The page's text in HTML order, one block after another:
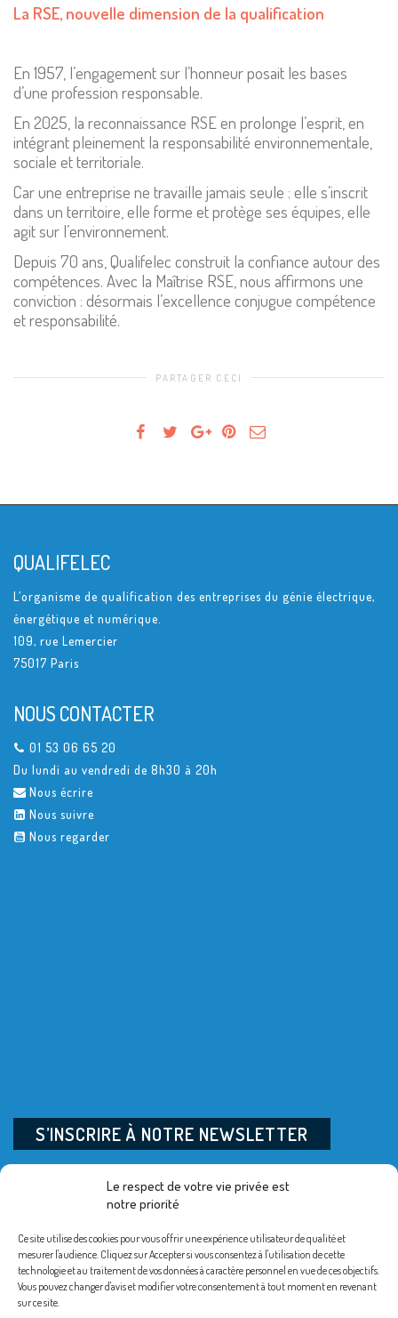
Le respect de votre vie privée est
notre priorité
Ce site utilise des cookies pour vous offrir une expérience utilisateur de qualité et
mesurer l'audience. Cliquez sur Accepter si vous consentez à l'utilisation de cette
technologie et au traitement de vos données à caractère personnel en vue de ces objectifs.
Vous pouvez changer d'avis et modifier votre consentement à tout moment en revenant
sur ce site.
La RSE, nouvelle dimension de la qualification
En 1957, l’engagement sur l’honneur posait les bases
d’une profession responsable.
En 2025, la reconnaissance RSE en prolonge l’esprit, en
intégrant pleinement la responsabilité environnementale,
sociale et territoriale.
Car une entreprise ne travaille jamais seule : elle s’inscrit
dans un territoire, elle forme et protège ses équipes, elle
agit sur l’environnement.
Depuis 70 ans, Qualifelec construit la confiance autour des
compétences. Avec la Maîtrise RSE, nous affirmons une
conviction : désormais l’excellence conjugue compétence
et responsabilité.
PARTAGER CECI
QUALIFELEC
L’organisme de qualification des entreprises du génie électrique,
énergétique et numérique.
109, rue Lemercier
75017 Paris
NOUS CONTACTER
01 53 06 65 20
Du lundi au vendredi de 8h30 à 20h
Nous écrire
Nous suivre
Nous regarder
S’INSCRIRE À NOTRE NEWSLETTER
Entreprises, Professionnels,
visitez votre site dédié :
https://pros.qualifelec.fr